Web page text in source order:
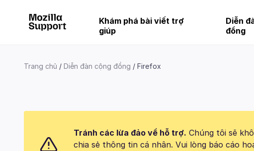
Khám phá bài viết trợ
giúp
Diễn
đồng
Trang chủ Diễn đàn cộng đồng Firefox
Tránh các lừa đảo về hỗ trợ. Chúng tôi sẽ
chia sẻ thông tin cá nhân. Vui lòng báo cáo